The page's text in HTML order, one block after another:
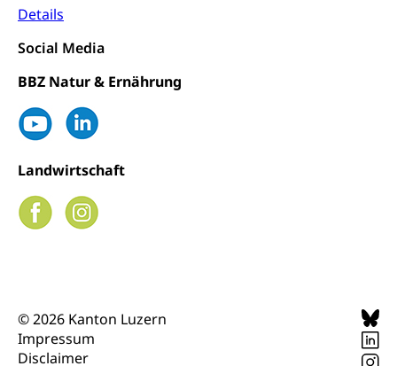
Details
Social Media
BBZ Natur & Ernährung
Landwirtschaft
© 2026 Kanton Luzern
Impressum
Disclaimer